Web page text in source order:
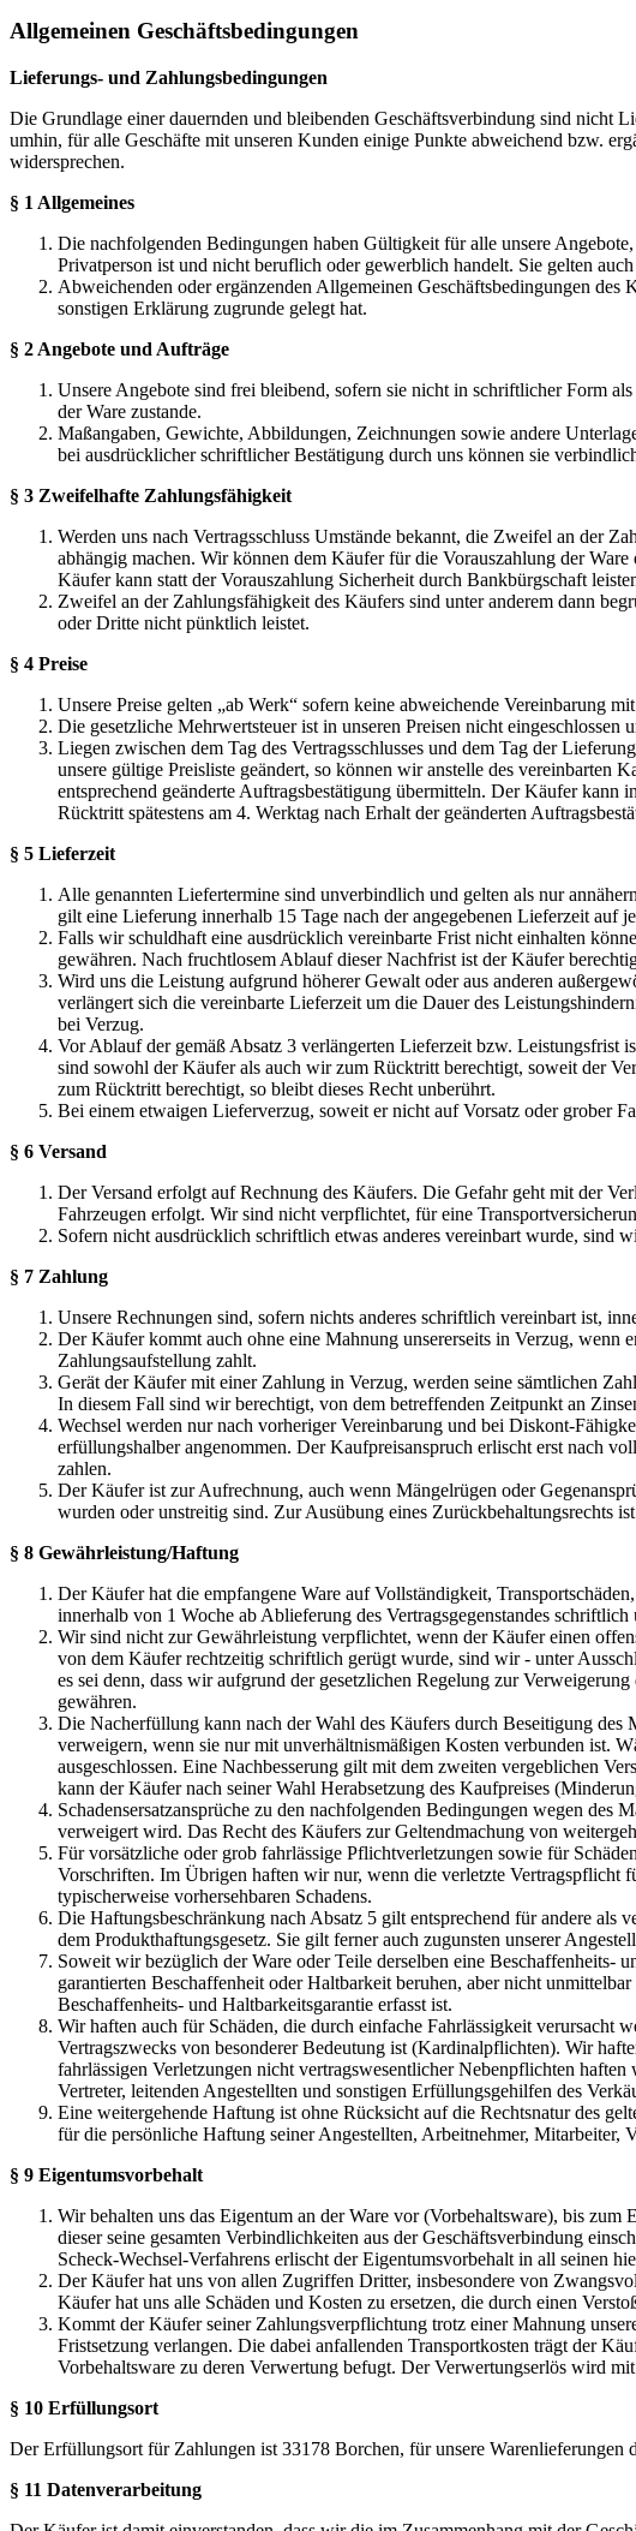
Allgemeinen Geschäftsbedingungen
Lieferungs- und Zahlungsbedingungen
Die Grundlage einer dauernden und bleibenden Geschäftsverbindung sind nicht
umhin, für alle Geschäfte mit unseren Kunden einige Punkte abweichend bzw.
widersprechen.
§ 1 Allgemeines
Die nachfolgenden Bedingungen haben Gültigkeit für alle unsere
Privatperson ist und nicht beruflich oder gewerblich handelt. Sie gelten
Abweichenden oder ergänzenden Allgemeinen Geschäftsbedingungen
sonstigen Erklärung zugrunde gelegt hat.
§ 2 Angebote und Aufträge
Unsere Angebote sind frei bleibend, sofern sie nicht in schriftlicher Form
der Ware zustande.
Maßangaben, Gewichte, Abbildungen, Zeichnungen sowie andere
bei ausdrücklicher schriftlicher Bestätigung durch uns können sie
§ 3 Zweifelhafte Zahlungsfähigkeit
Werden uns nach Vertragsschluss Umstände bekannt, die Zweifel an der
abhängig machen. Wir können dem Käufer für die Vorauszahlung der
Käufer kann statt der Vorauszahlung Sicherheit durch Bankbürgschaft
Zweifel an der Zahlungsfähigkeit des Käufers sind unter anderem dann
oder Dritte nicht pünktlich leistet.
§ 4 Preise
Unsere Preise gelten „ab Werk“ sofern keine abweichende Vereinbarung
Die gesetzliche Mehrwertsteuer ist in unseren Preisen nicht
Liegen zwischen dem Tag des Vertragsschlusses und dem Tag der
unsere gültige Preisliste geändert, so können wir anstelle des
entsprechend geänderte Auftragsbestätigung übermitteln. Der Käufer
Rücktritt spätestens am 4. Werktag nach Erhalt der geänderten
§ 5 Lieferzeit
Alle genannten Liefertermine sind unverbindlich und gelten als nur
gilt eine Lieferung innerhalb 15 Tage nach der angegebenen Lieferzeit auf
Falls wir schuldhaft eine ausdrücklich vereinbarte Frist nicht einhalten
gewähren. Nach fruchtlosem Ablauf dieser Nachfrist ist der Käufer
Wird uns die Leistung aufgrund höherer Gewalt oder aus anderen
verlängert sich die vereinbarte Lieferzeit um die Dauer des
bei Verzug.
Vor Ablauf der gemäß Absatz 3 verlängerten Lieferzeit bzw. Leistungsfrist
sind sowohl der Käufer als auch wir zum Rücktritt berechtigt, soweit der
zum Rücktritt berechtigt, so bleibt dieses Recht unberührt.
Bei einem etwaigen Lieferverzug, soweit er nicht auf Vorsatz oder grober
§ 6 Versand
Der Versand erfolgt auf Rechnung des Käufers. Die Gefahr geht mit der
Fahrzeugen erfolgt. Wir sind nicht verpflichtet, für eine
Sofern nicht ausdrücklich schriftlich etwas anderes vereinbart wurde, sind
§ 7 Zahlung
Unsere Rechnungen sind, sofern nichts anderes schriftlich vereinbart ist,
Der Käufer kommt auch ohne eine Mahnung unsererseits in Verzug,
Zahlungsaufstellung zahlt.
Gerät der Käufer mit einer Zahlung in Verzug, werden seine sämtlichen
In diesem Fall sind wir berechtigt, von dem betreffenden Zeitpunkt an
Wechsel werden nur nach vorheriger Vereinbarung und bei Diskont-
erfüllungshalber angenommen. Der Kaufpreisanspruch erlischt erst nach
zahlen.
Der Käufer ist zur Aufrechnung, auch wenn Mängelrügen oder
wurden oder unstreitig sind. Zur Ausübung eines Zurückbehaltungsrechts
§ 8 Gewährleistung/Haftung
Der Käufer hat die empfangene Ware auf Vollständigkeit,
innerhalb von 1 Woche ab Ablieferung des Vertragsgegenstandes schriftlich
Wir sind nicht zur Gewährleistung verpflichtet, wenn der Käufer einen
von dem Käufer rechtzeitig schriftlich gerügt wurde, sind wir - unter
es sei denn, dass wir aufgrund der gesetzlichen Regelung zur
gewähren.
Die Nacherfüllung kann nach der Wahl des Käufers durch Beseitigung
verweigern, wenn sie nur mit unverhältnismäßigen Kosten verbunden ist.
ausgeschlossen. Eine Nachbesserung gilt mit dem zweiten vergeblichen
kann der Käufer nach seiner Wahl Herabsetzung des Kaufpreises
Schadensersatzansprüche zu den nachfolgenden Bedingungen wegen
verweigert wird. Das Recht des Käufers zur Geltendmachung von
Für vorsätzliche oder grob fahrlässige Pflichtverletzungen sowie für
Vorschriften. Im Übrigen haften wir nur, wenn die verletzte Vertragspflicht
typischerweise vorhersehbaren Schadens.
Die Haftungsbeschränkung nach Absatz 5 gilt entsprechend für andere als
dem Produkthaftungsgesetz. Sie gilt ferner auch zugunsten unserer
Soweit wir bezüglich der Ware oder Teile derselben eine Beschaffenheits-
garantierten Beschaffenheit oder Haltbarkeit beruhen, aber nicht
Beschaffenheits- und Haltbarkeitsgarantie erfasst ist.
Wir haften auch für Schäden, die durch einfache Fahrlässigkeit verursacht
Vertragszwecks von besonderer Bedeutung ist (Kardinalpflichten). Wir
fahrlässigen Verletzungen nicht vertragswesentlicher Nebenpflichten
Vertreter, leitenden Angestellten und sonstigen Erfüllungsgehilfen des
Eine weitergehende Haftung ist ohne Rücksicht auf die Rechtsnatur des
für die persönliche Haftung seiner Angestellten, Arbeitnehmer, Mitarbeiter,
§ 9 Eigentumsvorbehalt
Wir behalten uns das Eigentum an der Ware vor (Vorbehaltsware), bis
dieser seine gesamten Verbindlichkeiten aus der Geschäftsverbindung
Scheck-Wechsel-Verfahrens erlischt der Eigentumsvorbehalt in all seinen
Der Käufer hat uns von allen Zugriffen Dritter, insbesondere von
Käufer hat uns alle Schäden und Kosten zu ersetzen, die durch einen
Kommt der Käufer seiner Zahlungsverpflichtung trotz einer Mahnung
Fristsetzung verlangen. Die dabei anfallenden Transportkosten trägt der
Vorbehaltsware zu deren Verwertung befugt. Der Verwertungserlös wird
§ 10 Erfüllungsort
Der Erfüllungsort für Zahlungen ist 33178 Borchen, für unsere Warenlieferungen
§ 11 Datenverarbeitung